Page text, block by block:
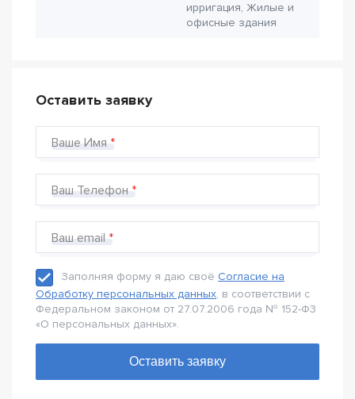
ирригация, Жилые и
офисные здания
Оставить заявку
Ваше Имя
Ваш Телефон
Ваш email
Заполняя форму я даю своё Согласие на
Обработку персональных данных, в соответствии с
Федеральном законом от 27.07.2006 года № 152-Ф3
«О персональных данных».